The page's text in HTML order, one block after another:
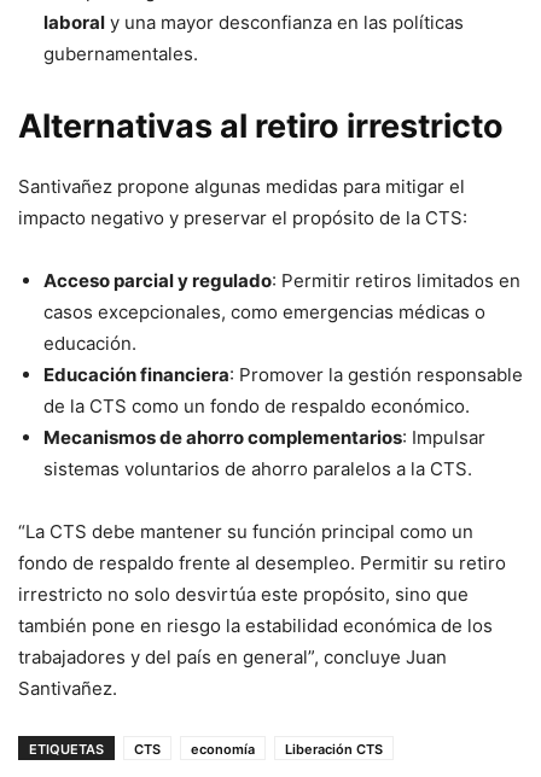
laboral y una mayor desconfianza en las políticas
gubernamentales.
Alternativas al retiro irrestricto
Santivañez propone algunas medidas para mitigar el
impacto negativo y preservar el propósito de la CTS:
Acceso parcial y regulado: Permitir retiros limitados en
casos excepcionales, como emergencias médicas o
educación.
Educación financiera: Promover la gestión responsable
de la CTS como un fondo de respaldo económico.
Mecanismos de ahorro complementarios: Impulsar
sistemas voluntarios de ahorro paralelos a la CTS.
“La CTS debe mantener su función principal como un
fondo de respaldo frente al desempleo. Permitir su retiro
irrestricto no solo desvirtúa este propósito, sino que
también pone en riesgo la estabilidad económica de los
trabajadores y del país en general”, concluye Juan
Santivañez.
ETIQUETAS CTS economía Liberación CTS